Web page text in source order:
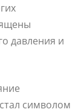
давления и
символом